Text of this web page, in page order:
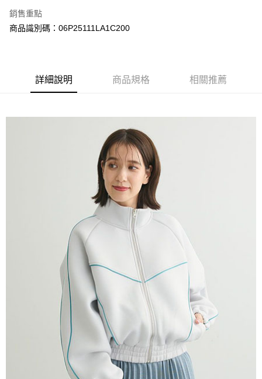
相關說明
【大哥付你分期使用說明】
成交易。
3.實際核准額度、可分期數及費用金額請依後續交易確認頁面所載為準。
法說明評估內容。
1.分期款項不併入電信帳單，「大哥付你分期」於每月結算日後寄送繳費提
2.透過簡訊連結打開帳單後，可選擇「超商條碼／台灣大直營門市／銀行轉
帳／街口支付／iPASS MONEY」等通路繳費。
1.本服務係由「台灣大哥大股份有限公司」（以下簡稱本公司）所提供，讓
用戶於交易時，得透過本服務購買商品或服務，並由商店將買賣／分期付款
買賣價金債權讓與本公司後，依約使用本公司帳單繳交帳款。
2.基於同意付款使用「大哥付你分期」之契約關係目的，商店將以您的個人
資料（包含姓名、電話或地址）提供予台灣大哥大進項蒐集、處理及利用，
由本公司與您本人進行分期帳單所需資料之確認、核對及更正。
3.完整用戶服務條款，請詳閱以下連結：https://oppay.tw/userRule
AFTEE先享後付是「在收到商品之後才付款」的支付方式。 讓您購物簡單
便利好安心！
【「AFTEE先享後付」結帳流程】
１．於結帳方式選擇「AFTEE先享後付」後，將跳轉至「AFTEE先享後付」
結帳頁面，進行簡訊認證並確認金額後，即可完成結帳。
２．訂單成立數日內，您將收到繳費通知簡訊。
３．收到繳費通知簡訊後14天內，點擊此簡訊中的連結，可透過四大超商／
ATM／網路銀行／等多元方式進行付款，方視為交易完成。
※ 請注意：結帳手續完成當下不需立刻繳費，但若您需要取消訂單，請聯絡
購買商品的店家。未經商家同意取消之訂單仍視為有效，需透過AFTEE先享
後付繳納相關費用。
※ 交易是否成功請以「AFTEE先享後付 」之結帳頁面顯示為準，若有關於
是否繳費成功／繳費後需取消欲退款等相關疑問，請聯繫「AFTEE先享後付
https://netprotections.freshdesk.com/support/home
１．透過由恩沛科技股份有限公司提供之「AFTEE先享後付」服務完成之交
易，需依本服務之必要範圍內提供個人資料，並將交易相關給付款項請求債
權轉讓予恩沛科技股份有限公司。
２．關於個人資料處理事宜，請瀏覽以下網址：
https://aftee.tw/terms/#terms3
３．未成年的使用者請事先徵得法定代理人或監護人之同意方可使用
「AFTEE先享後付」，若未經同意申辦者引起之損失，本公司不負相關責
４．使用「AFTEE先享後付」時，將依據個別帳號之用戶狀況，依本公司即
ATM付款
每筆NT$60，滿NT$388(含以上)免運費
每筆NT$60，滿NT$388(含以上)免運費
每筆NT$60，滿NT$888(含以上)免運費
每筆NT$60，滿NT$888(含以上)免運費
每筆NT$60，滿NT$888(含以上)免運費
每筆NT$60，滿NT$888(含以上)免運費
每筆NT$90，滿NT$888(含以上)免運費
銷售重點
商品識別碼：06P25111LA1C200
詳細說明 商品規格 相關推薦